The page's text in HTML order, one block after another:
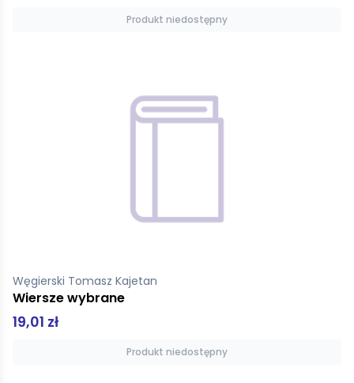
Produkt niedostępny
Węgierski Tomasz Kajetan
Wiersze wybrane
19,01 zł
Produkt niedostępny